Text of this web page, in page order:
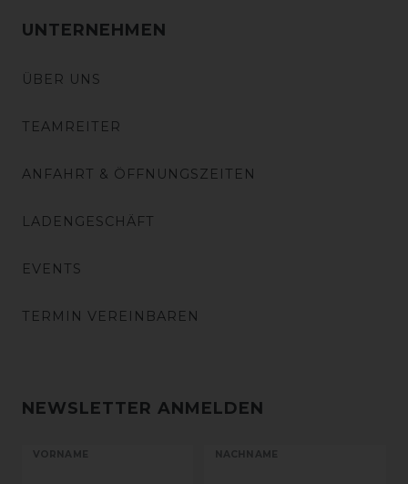
UNTERNEHMEN
ÜBER UNS
TEAMREITER
ANFAHRT & ÖFFNUNGSZEITEN
LADENGESCHÄFT
EVENTS
TERMIN VEREINBAREN
NEWSLETTER ANMELDEN
VORNAME NACHNAME